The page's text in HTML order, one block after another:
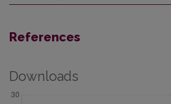
References
Downloads